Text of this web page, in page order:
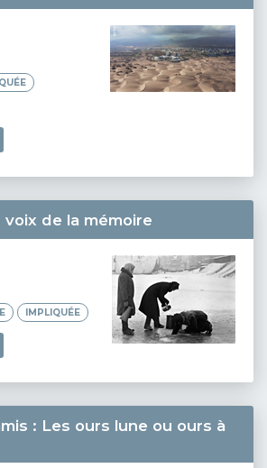
voix de la mémoire
IMPLIQUÉE
: Les ours lune ou ours à